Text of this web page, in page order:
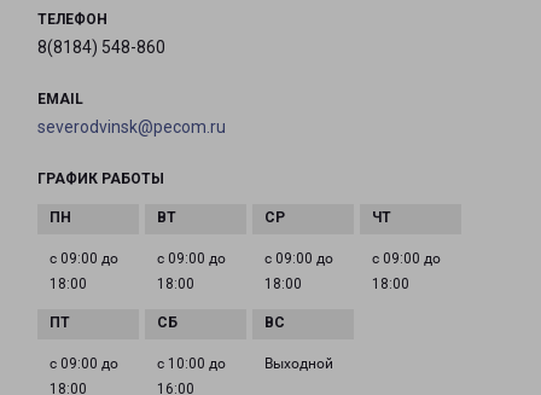
ТЕЛЕФОН
8(8184) 548-860
EMAIL
severodvinsk@pecom.ru
ГРАФИК РАБОТЫ
с 09:00 до
18:00
с 09:00 до
18:00
с 09:00 до
18:00
с 09:00 до
18:00
с 09:00 до
18:00
с 10:00 до
16:00
Выходной